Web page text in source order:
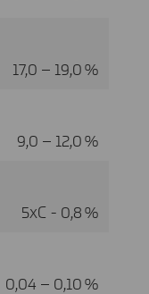
17,0 – 19,0 %
9,0 – 12,0 %
5xC - 0,8 %
0,04 – 0,10 %